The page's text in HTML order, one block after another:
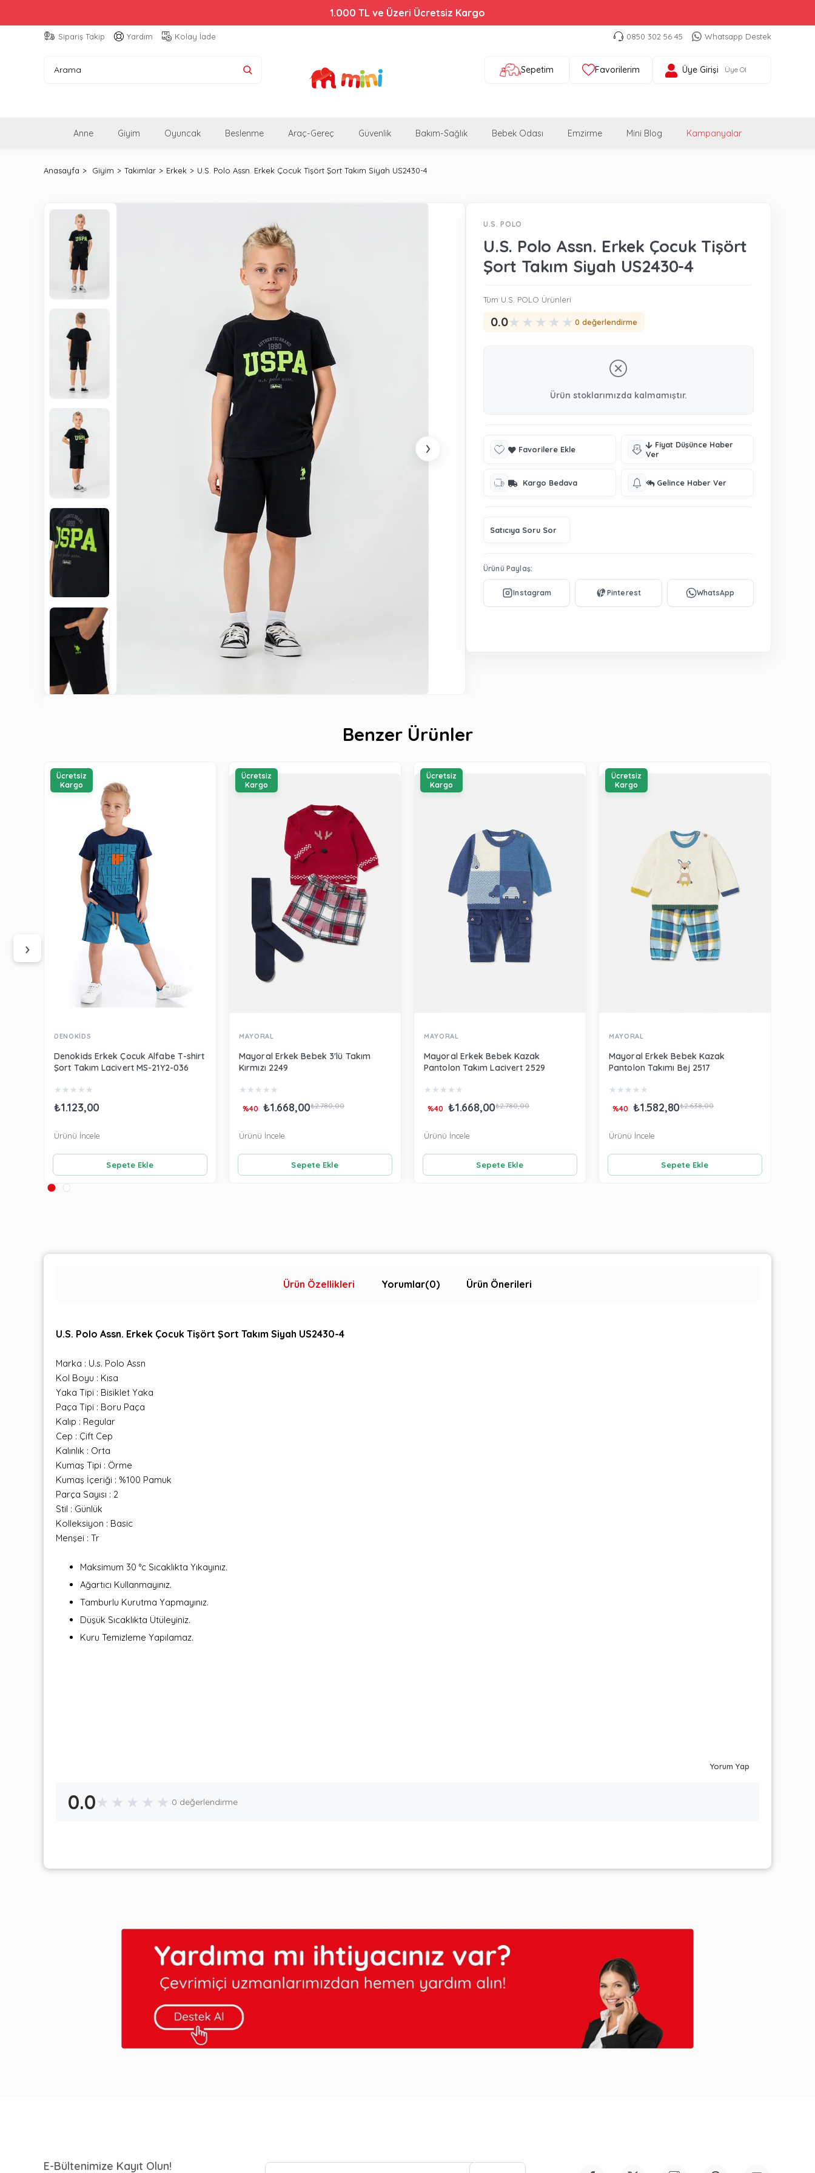
1.000 TL ve Üzeri Ücretsiz Kargo
Sipariş Takip Yardım Kolay İade 0850 302 56 45 Whatsapp Destek
Sepetim Favorilerim Üye Girişi Üye Ol
Anne Giyim Oyuncak Beslenme Araç-Gereç Güvenlik Bakım-Sağlık Bebek Odası Emzirme Mini Blog Kampanyalar
Anasayfa Giyim Takımlar Erkek U.S. Polo Assn. Erkek Çocuk Tişört Şort Takım Siyah US2430-4
›
U.S. POLO
U.S. Polo Assn. Erkek Çocuk Tişört
Şort Takım Siyah US2430-4
Tüm U.S. POLO Ürünleri
0.0★ ★ ★ ★ ★ 0 değerlendirme
Ürün stoklarımızda kalmamıştır.
Favorilere Ekle
Fiyat Düşünce Haber
Ver
Kargo Bedava Gelince Haber Ver
Satıcıya Soru Sor
Ürünü Paylaş:
Benzer Ürünler
DENOKİDS
Denokids Erkek Çocuk Alfabe T-shirt
Şort Takım Lacivert MS-21Y2-036
★ ★ ★ ★ ★
₺1.123,00
Sepete Ekle
Ürünü İncele
Ücretsiz
Kargo
MAYORAL
Mayoral Erkek Bebek 3'lü Takım
Kırmızı 2249
★ ★ ★ ★ ★
₺1.668,00₺2.780,00
%40
Sepete Ekle
Ürünü İncele
Ücretsiz
Kargo
MAYORAL
Mayoral Erkek Bebek Kazak
Pantolon Takım Lacivert 2529
★ ★ ★ ★ ★
₺1.668,00₺2.780,00
%40
Sepete Ekle
Ürünü İncele
Ücretsiz
Kargo
MAYORAL
Mayoral Erkek Bebek Kazak
Pantolon Takımı Bej 2517
★ ★ ★ ★ ★
₺1.582,80₺2.638,00
%40
Sepete Ekle
Ürünü İncele
Ücretsiz
Kargo
‹
›
Ürün Özellikleri Yorumlar(0) Ürün Önerileri
U.S. Polo Assn. Erkek Çocuk Tişört Şort Takım Siyah US2430-4
Marka : U.s. Polo Assn
Kol Boyu : Kısa
Yaka Tipi : Bisiklet Yaka
Paça Tipi : Boru Paça
Kalıp : Regular
Cep : Çift Cep
Kalınlık : Orta
Kumaş Tipi : Örme
Kumaş İçeriği : %100 Pamuk
Parça Sayısı : 2
Stil : Günlük
Kolleksiyon : Basic
Menşei : Tr
Maksimum 30 °c Sıcaklıkta Yıkayınız.
Ağartıcı Kullanmayınız.
Tamburlu Kurutma Yapmayınız.
Düşük Sıcaklıkta Ütüleyiniz.
Kuru Temizleme Yapılamaz.
Yorum Yap
0.0★ ★ ★ ★ ★ 0 değerlendirme
E-Bültenimize Kayıt Olun!